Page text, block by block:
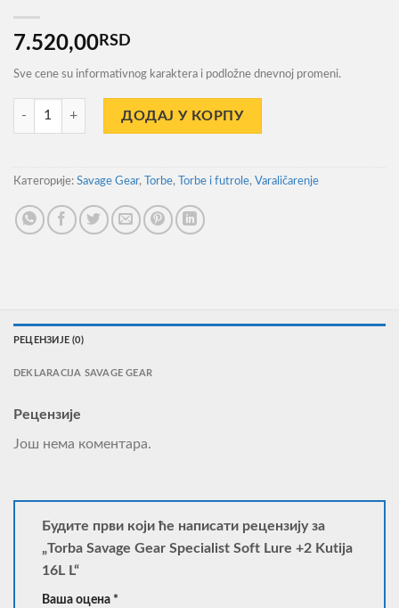
7.520,00RSD
Sve cene su informativnog karaktera i podložne dnevnoj promeni.
Torba Savage Gear Specialist Soft Lure +2 Kutija 16L L количина
ДОДАЈ У КОРПУ
Категорије: Savage Gear, Torbe, Torbe i futrole, Varaličarenje
РЕЦЕНЗИЈЕ (0)
DEKLARACIJA SAVAGE GEAR
Рецензије
Још нема коментара.
Будите први који ће написати рецензију за
„Torba Savage Gear Specialist Soft Lure +2 Kutija
16L L“
Ваша оцена *